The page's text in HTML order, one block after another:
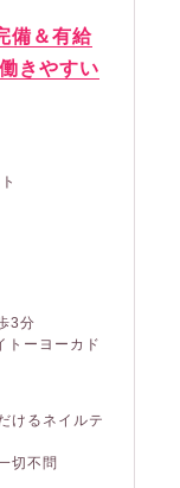
備＆有給
きやすい
3分
トーヨーカド
けるネイルテ
切不問